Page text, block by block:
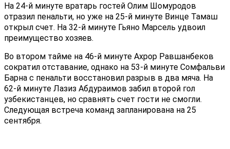
На 24-й минуте вратарь гостей Олим Шомуродов
отразил пенальти, но уже на 25-й минуте Винце Тамаш
открыл счет. На 32-й минуте Гьяно Марсель удвоил
преимущество хозяев.
Во втором тайме на 46-й минуте Ахрор Равшанбеков
сократил отставание, однако на 53-й минуте Сомфальви
Барна с пенальти восстановил разрыв в два мяча. На
62-й минуте Лазиз Абдураимов забил второй гол
узбекистанцев, но сравнять счет гости не смогли.
Следующая встреча команд запланирована на 25
сентября.